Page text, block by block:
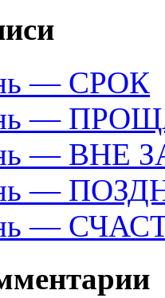
— СРОК
—
— ВНЕ
—
—